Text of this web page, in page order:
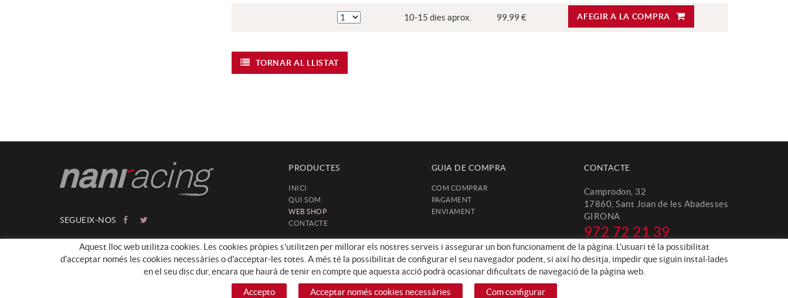
10-15 dies aprox. 99,99 € AFEGIR A LA COMPRA
TORNAR AL LLISTAT
SEGUEIX-NOS
PRODUCTES
INICI
QUI SOM
WEB SHOP
CONTACTE
GUIA DE COMPRA
COM COMPRAR
PAGAMENT
ENVIAMENT
CONTACTE
Camprodon, 32
17860, Sant Joan de les Abadesses
GIRONA
972 72 21 39
info@naniracing.com
Aquest lloc web utilitza cookies. Les cookies pròpies s'utilitzen per millorar els nostres serveis i assegurar un bon funcionament de la pàgina. L'usuari té la possibilitat
d'acceptar només les cookies necessàries o d'acceptar-les totes. A més té la possibilitat de configurar el seu navegador podent, si així ho desitja, impedir que siguin instal·lades
en el seu disc dur, encara que haurà de tenir en compte que aquesta acció podrà ocasionar dificultats de navegació de la pàgina web.
Accepto Acceptar només cookies necessàries Com configurar